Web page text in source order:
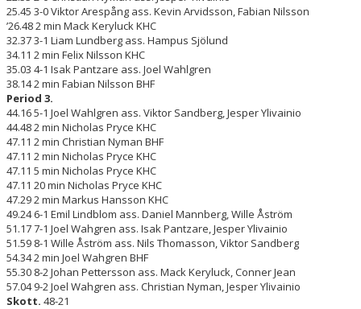
25.45 3-0 Viktor Arespång ass. Kevin Arvidsson, Fabian Nilsson
’26.48 2 min Mack Keryluck KHC
32.37 3-1 Liam Lundberg ass. Hampus Sjölund
34.11 2 min Felix Nilsson KHC
35.03 4-1 Isak Pantzare ass. Joel Wahlgren
38.14 2 min Fabian Nilsson BHF
Period 3.
44.16 5-1 Joel Wahlgren ass. Viktor Sandberg, Jesper Ylivainio
44.48 2 min Nicholas Pryce KHC
47.11 2 min Christian Nyman BHF
47.11 2 min Nicholas Pryce KHC
47.11 5 min Nicholas Pryce KHC
47.11 20 min Nicholas Pryce KHC
47.29 2 min Markus Hansson KHC
49.24 6-1 Emil Lindblom ass. Daniel Mannberg, Wille Åström
51.17 7-1 Joel Wahgren ass. Isak Pantzare, Jesper Ylivainio
51.59 8-1 Wille Åström ass. Nils Thomasson, Viktor Sandberg
54.34 2 min Joel Wahgren BHF
55.30 8-2 Johan Pettersson ass. Mack Keryluck, Conner Jean
57.04 9-2 Joel Wahgren ass. Christian Nyman, Jesper Ylivainio
Skott. 48-21